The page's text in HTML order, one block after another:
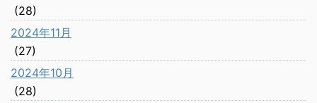
(28)
2024年11月
(27)
2024年10月
(28)